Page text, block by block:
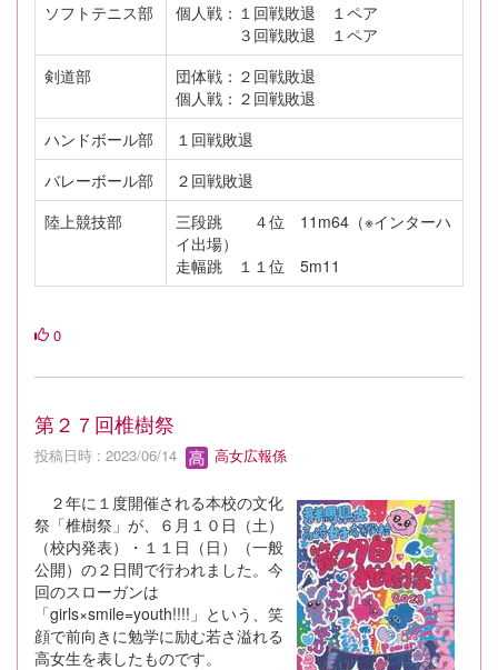
ソフトテニス部
個人戦：１回戦敗退 １ペア
３回戦敗退 １ペア
剣道部
団体戦：２回戦敗退
個人戦：２回戦敗退
ハンドボール部
１回戦敗退
バレーボール部
２回戦敗退
陸上競技部
三段跳 ４位 11m64（※インターハ
イ出場）
走幅跳 １１位 5m11
0
第２７回椎樹祭
投稿日時 : 2023/06/14 高女広報係
２年に１度開催される本校の文化
祭「椎樹祭」が、６月１０日（土）
（校内発表）・１１日（日）（一般
公開）の２日間で行われました。今
回のスローガンは
「girls×smile=youth!!!!」という、笑
顔で前向きに勉学に励む若さ溢れる
高女生を表したものです。